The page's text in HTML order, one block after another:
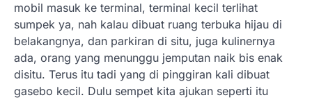
mobil masuk ke terminal, terminal kecil terlihat
sumpek ya, nah kalau dibuat ruang terbuka hijau di
belakangnya, dan parkiran di situ, juga kulinernya
ada, orang yang menunggu jemputan naik bis enak
disitu. Terus itu tadi yang di pinggiran kali dibuat
gasebo kecil. Dulu sempet kita ajukan seperti itu